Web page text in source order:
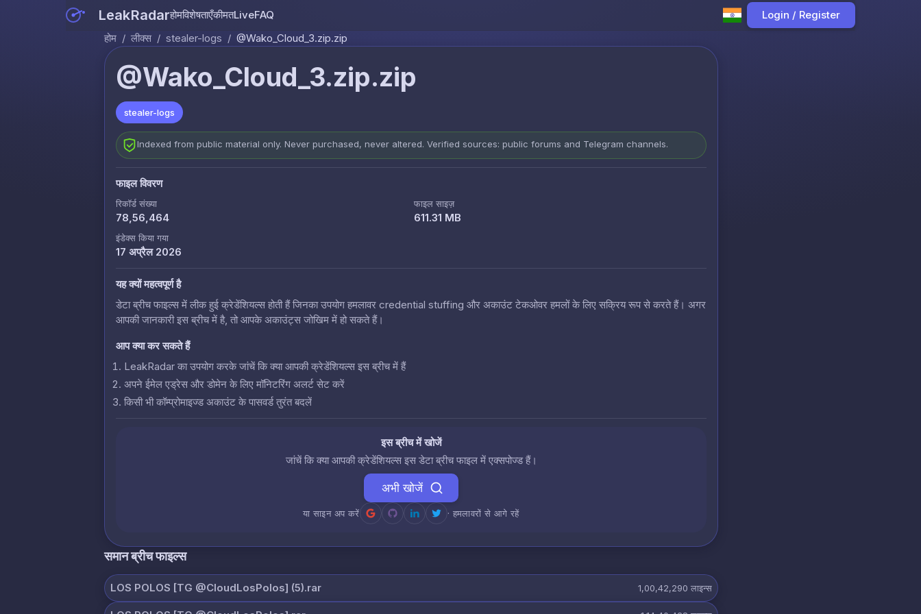
LeakRadarहोमविशेषताएँकीमतLiveFAQ
Login / Register
होम / लीक्स / stealer-logs / @Wako_Cloud_3.zip.zip
@Wako_Cloud_3.zip.zip
stealer-logs
Indexed from public material only. Never purchased, never altered. Verified sources: public forums and Telegram channels.
फाइल विवरण
रिकॉर्ड संख्या
78,56,464
फाइल साइज़
611.31 MB
इंडेक्स किया गया
17 अप्रैल 2026
यह क्यों महत्वपूर्ण है
डेटा ब्रीच फाइल्स में लीक हुई क्रेडेंशियल्स होती हैं जिनका उपयोग हमलावर credential stuffing और अकाउंट टेकओवर हमलों के लिए सक्रिय रूप से करते हैं। अगर
आपकी जानकारी इस ब्रीच में है, तो आपके अकाउंट्स जोखिम में हो सकते हैं।
आप क्या कर सकते हैं
LeakRadar का उपयोग करके जांचें कि क्या आपकी क्रेडेंशियल्स इस ब्रीच में हैं
अपने ईमेल एड्रेस और डोमेन के लिए मॉनिटरिंग अलर्ट सेट करें
किसी भी कॉम्प्रोमाइज्ड अकाउंट के पासवर्ड तुरंत बदलें
इस ब्रीच में खोजें
जांचें कि क्या आपकी क्रेडेंशियल्स इस डेटा ब्रीच फाइल में एक्सपोज्ड हैं।
अभी खोजें
या साइन अप करें · हमलावरों से आगे रहें
समान ब्रीच फाइल्स
LOS POLOS [TG @CloudLosPolos] (5).rar 1,00,42,290 लाइन्स